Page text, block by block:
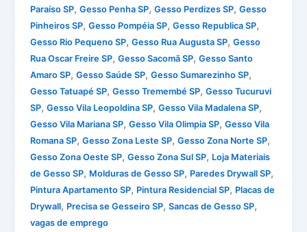
Paraíso SP,Gesso Penha SP,Gesso Perdizes SP,Gesso
Pinheiros SP,Gesso Pompéia SP,Gesso Republica SP,
Gesso Rio Pequeno SP,Gesso Rua Augusta SP,Gesso
Rua Oscar Freire SP,Gesso Sacomã SP,Gesso Santo
Amaro SP,Gesso Saúde SP,Gesso Sumarezinho SP,
Gesso Tatuapé SP,Gesso Tremembé SP,Gesso Tucuruvi
SP,Gesso Vila Leopoldina SP,Gesso Vila Madalena SP,
Gesso Vila Mariana SP,Gesso Vila Olimpia SP,Gesso Vila
Romana SP,Gesso Zona Leste SP,Gesso Zona Norte SP,
Gesso Zona Oeste SP,Gesso Zona Sul SP, Loja Materiais
de Gesso SP, Molduras de Gesso SP, Paredes Drywall SP,
Pintura Apartamento SP, Pintura Residencial SP, Placas de
Drywall, Precisa se Gesseiro SP,Sancas de Gesso SP,
vagas de emprego